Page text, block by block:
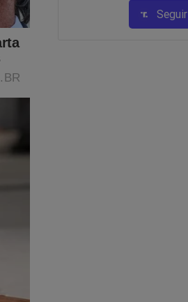
Seguir